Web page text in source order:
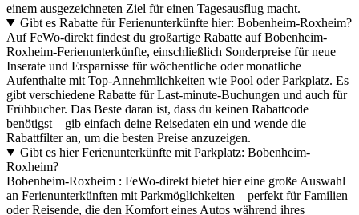
einem ausgezeichneten Ziel für einen Tagesausflug macht.
Gibt es Rabatte für Ferienunterkünfte hier: Bobenheim-Roxheim?
Auf FeWo-direkt findest du großartige Rabatte auf Bobenheim-
Roxheim-Ferienunterkünfte, einschließlich Sonderpreise für neue
Inserate und Ersparnisse für wöchentliche oder monatliche
Aufenthalte mit Top-Annehmlichkeiten wie Pool oder Parkplatz. Es
gibt verschiedene Rabatte für Last-minute-Buchungen und auch für
Frühbucher. Das Beste daran ist, dass du keinen Rabattcode
benötigst – gib einfach deine Reisedaten ein und wende die
Rabattfilter an, um die besten Preise anzuzeigen.
Gibt es hier Ferienunterkünfte mit Parkplatz: Bobenheim-
Roxheim?
Bobenheim-Roxheim : FeWo-direkt bietet hier eine große Auswahl
an Ferienunterkünften mit Parkmöglichkeiten – perfekt für Familien
oder Reisende, die den Komfort eines Autos während ihres